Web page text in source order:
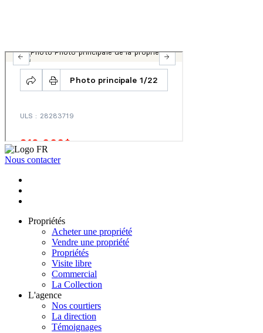
Nous contacter
Propriétés
Acheter une propriété
Vendre une propriété
Propriétés
Visite libre
Commercial
La Collection
L'agence
Nos courtiers
La direction
Témoignages